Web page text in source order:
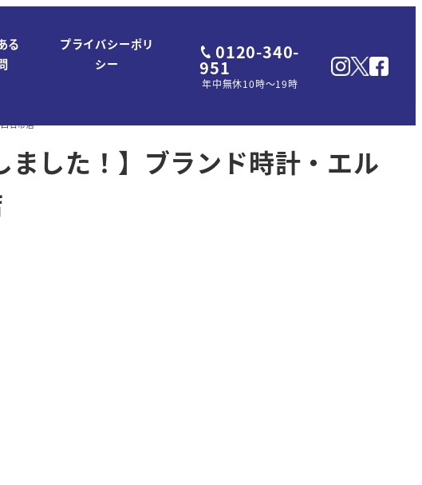
る
プライバシーポリ
シー
0120-340-
951
年中無休10時～19時
日市店
ました！】ブランド時計・エル